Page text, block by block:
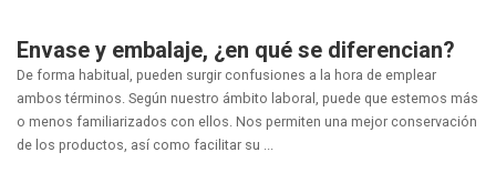
Envase y embalaje, ¿en qué se diferencian?
De forma habitual, pueden surgir confusiones a la hora de emplear
ambos términos. Según nuestro ámbito laboral, puede que estemos más
o menos familiarizados con ellos. Nos permiten una mejor conservación
de los productos, así como facilitar su ...